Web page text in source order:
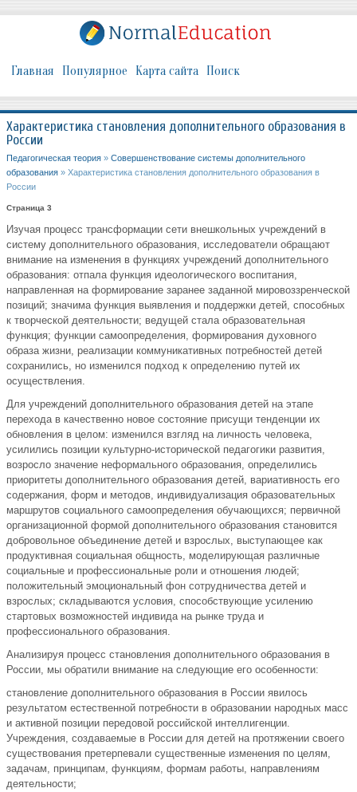
Главная Популярное Карта сайта Поиск
Характеристика становления дополнительного образования в
России
Педагогическая теория » Совершенствование системы дополнительного
образования » Характеристика становления дополнительного образования в
России
Страница 3
Изучая процесс трансформации сети внешкольных учреждений в
систему дополнительного образования, исследователи обращают
внимание на изменения в функциях учреждений дополнительного
образования: отпала функция идеологического воспитания,
направленная на формирование заранее заданной мировоззренческой
позиций; значима функция выявления и поддержки детей, способных
к творческой деятельности; ведущей стала образовательная
функция; функции самоопределения, формирования духовного
образа жизни, реализации коммуникативных потребностей детей
сохранились, но изменился подход к определению путей их
осуществления.
Для учреждений дополнительного образования детей на этапе
перехода в качественно новое состояние присущи тенденции их
обновления в целом: изменился взгляд на личность человека,
усилились позиции культурно-исторической педагогики развития,
возросло значение неформального образования, определились
приоритеты дополнительного образования детей, вариативность его
содержания, форм и методов, индивидуализация образовательных
маршрутов социального самоопределения обучающихся; первичной
организационной формой дополнительного образования становится
добровольное объединение детей и взрослых, выступающее как
продуктивная социальная общность, моделирующая различные
социальные и профессиональные роли и отношения людей;
положительный эмоциональный фон сотрудничества детей и
взрослых; складываются условия, способствующие усилению
стартовых возможностей индивида на рынке труда и
профессионального образования.
Анализируя процесс становления дополнительного образования в
России, мы обратили внимание на следующие его особенности:
становление дополнительного образования в России явилось
результатом естественной потребности в образовании народных масс
и активной позиции передовой российской интеллигенции.
Учреждения, создаваемые в России для детей на протяжении своего
существования претерпевали существенные изменения по целям,
задачам, принципам, функциям, формам работы, направлениям
деятельности;